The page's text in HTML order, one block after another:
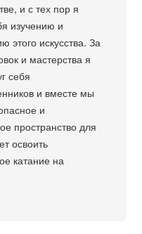
и с тех пор я
изучению и
этого искусства. За
и мастерства я
себя
и вместе мы
и
пространство для
освоить
катание на